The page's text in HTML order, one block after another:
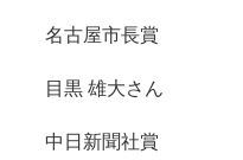
名古屋市長賞
目黒 雄大さん
中日新聞社賞